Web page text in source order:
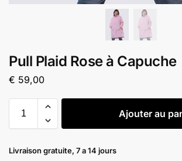
Pull Plaid Rose à Capuche
€ 59,00
Ajouter au
Livraison gratuite, 7 a 14 jours